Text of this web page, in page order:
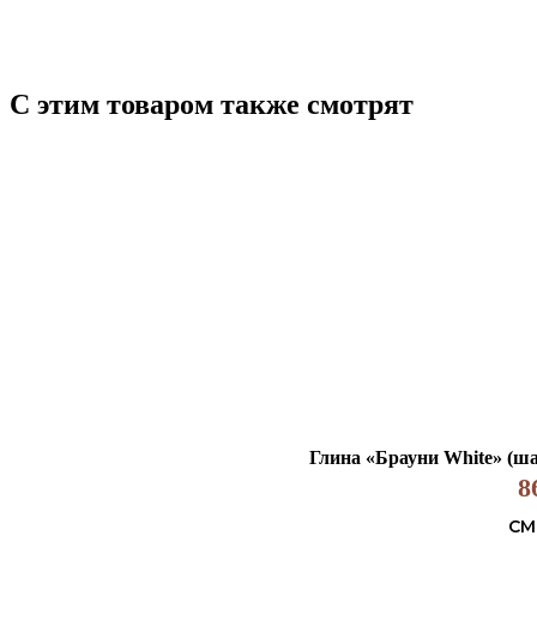
С этим товаром также смотрят
Глина «Брауни White»